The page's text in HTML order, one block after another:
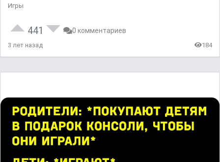
Игры
441 0 комментариев
3 лет назад 184